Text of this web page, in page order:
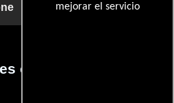
mejorar el servicio
externos